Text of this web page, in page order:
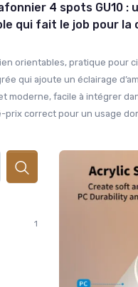
4 spots GU10 :
qui fait le job pour la
orientables, pratique pour
qui ajoute un éclairage
moderne, facile à intégrer
prix correct pour un usage
1